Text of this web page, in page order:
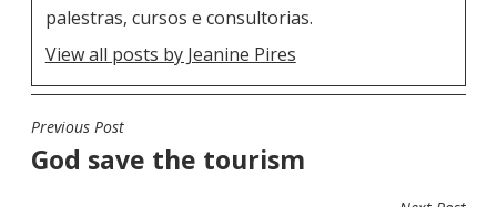
palestras, cursos e consultorias.
View all posts by Jeanine Pires
N
A
Previous Post
God save the tourism